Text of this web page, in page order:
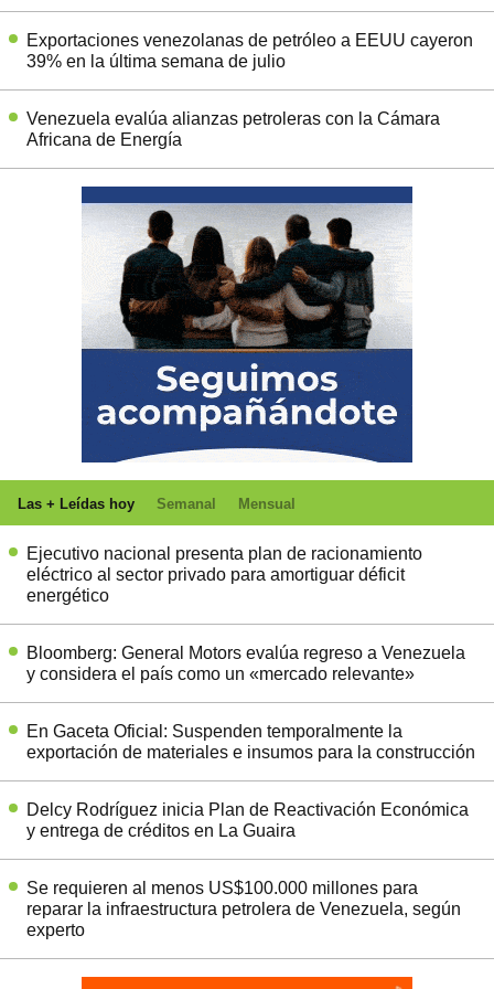
Exportaciones venezolanas de petróleo a EEUU cayeron
39% en la última semana de julio
Venezuela evalúa alianzas petroleras con la Cámara
Africana de Energía
Las + Leídas hoy Semanal Mensual
Ejecutivo nacional presenta plan de racionamiento
eléctrico al sector privado para amortiguar déficit
energético
Bloomberg: General Motors evalúa regreso a Venezuela
y considera el país como un «mercado relevante»
En Gaceta Oficial: Suspenden temporalmente la
exportación de materiales e insumos para la construcción
Delcy Rodríguez inicia Plan de Reactivación Económica
y entrega de créditos en La Guaira
Se requieren al menos US$100.000 millones para
reparar la infraestructura petrolera de Venezuela, según
experto